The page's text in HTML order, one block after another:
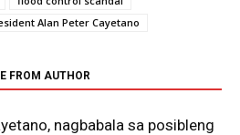
Alan Peter Cayetano
FROM AUTHOR
nagbabala sa posibleng